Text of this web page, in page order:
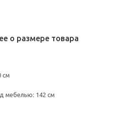
о размере товара
см
мебелью: 142 см